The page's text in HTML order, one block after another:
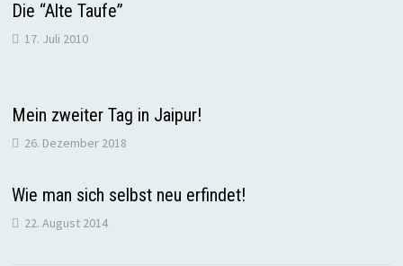
Die “Alte Taufe”
17. Juli 2010
Mein zweiter Tag in Jaipur!
26. Dezember 2018
Wie man sich selbst neu erfindet!
22. August 2014